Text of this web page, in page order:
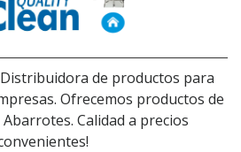
de productos para
Ofrecemos productos de
Calidad a precios